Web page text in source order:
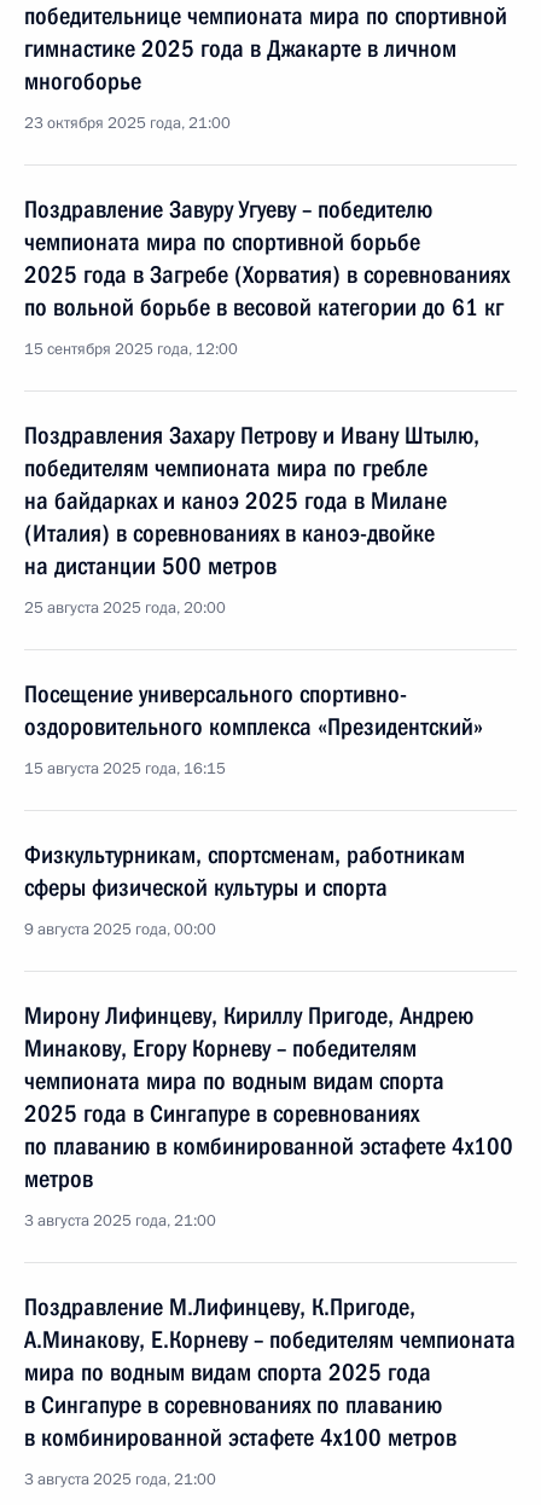
победительнице чемпионата мира по спортивной
гимнастике 2025 года в Джакарте в личном
многоборье
23 октября 2025 года, 21:00
Поздравление Завуру Угуеву – победителю
чемпионата мира по спортивной борьбе
2025 года в Загребе (Хорватия) в соревнованиях
по вольной борьбе в весовой категории до 61 кг
15 сентября 2025 года, 12:00
Поздравления Захару Петрову и Ивану Штылю,
победителям чемпионата мира по гребле
на байдарках и каноэ 2025 года в Милане
(Италия) в соревнованиях в каноэ-двойке
на дистанции 500 метров
25 августа 2025 года, 20:00
Посещение универсального спортивно-
оздоровительного комплекса «Президентский»
15 августа 2025 года, 16:15
Физкультурникам, спортсменам, работникам
сферы физической культуры и спорта
9 августа 2025 года, 00:00
Мирону Лифинцеву, Кириллу Пригоде, Андрею
Минакову, Егору Корневу – победителям
чемпионата мира по водным видам спорта
2025 года в Сингапуре в соревнованиях
по плаванию в комбинированной эстафете 4x100
метров
3 августа 2025 года, 21:00
Поздравление М.Лифинцеву, К.Пригоде,
А.Минакову, Е.Корневу – победителям чемпионата
мира по водным видам спорта 2025 года
в Сингапуре в соревнованиях по плаванию
в комбинированной эстафете 4x100 метров
3 августа 2025 года, 21:00